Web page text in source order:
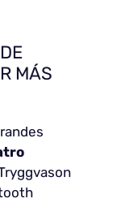
MÁS